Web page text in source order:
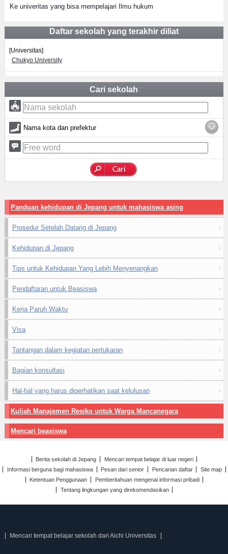
Ke univeritas yang bisa mempelajari Ilmu hukum
Daftar sekolah yang terakhir diliat
[Universitas]
Chukyo University
Cari sekolah
Nama kota dan prefektur
Panduan kehidupan di Jepang untuk mahasiswa asing
Prosedur Setelah Datang di Jepang
Kehidupan di Jepang
Tips untuk Kehidupan Yang Lebih Menyenangkan
Pendaftaran untuk Beasiswa
Kerja Paruh Waktu
Visa
Tantangan dalam kegiatan pertukaran
Bagian konsultasi
Hal-hal yang harus diperhatikan saat kelulusan
Kuliah Manajemen Resiko untuk Warga Mancanegara
Mencari beasiswa
Berita sekolah di Jepang
Mencari tempat belajar di luar negeri
Informasi berguna bagi mahasiswa
Pesan dari senior Pencarian daftar
Site map
Ketentuan Penggunaan
Pemberitahuan mengenai informasi pribadi
Tentang lingkungan yang direkomendasikan
Mencari tempat belajar sekolah dari Aichi Universitas